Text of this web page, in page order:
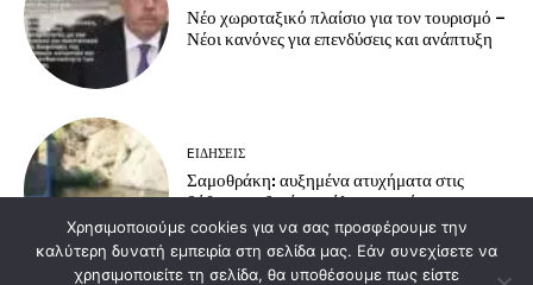
Νέο χωροταξικό πλαίσιο για τον τουρισμό –
Νέοι κανόνες για επενδύσεις και ανάπτυξη
EΙΔΗΣΕΙΣ
Σαμοθράκη: αυξημένα ατυχήματα στις
βάθρες – οδηγίες πρόληψης από το
Πυροσβεστικό Κλιμάκιο Σαμοθράκης
Χρησιμοποιούμε cookies για να σας προσφέρουμε την
καλύτερη δυνατή εμπειρία στη σελίδα μας. Εάν συνεχίσετε να
χρησιμοποιείτε τη σελίδα, θα υποθέσουμε πως είστε